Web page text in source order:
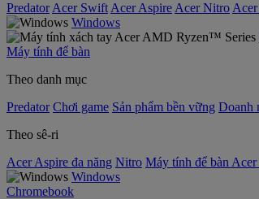
Predator Acer Swift Acer Aspire Acer Nitro
Windows
Máy tính để bàn
Theo danh mục
Predator Chơi game Sản phẩm bền vững Doanh
Theo sê-ri
Acer Aspire đa năng Nitro Máy tính để bàn
Windows
Chromebook